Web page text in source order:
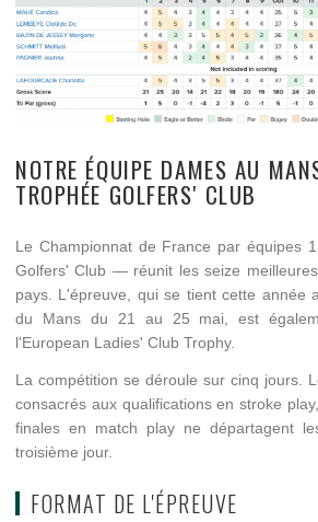
NOTRE ÉQUIPE DAMES AU
TROPHÉE GOLFERS' CLUB
Le Championnat de France par équipes
Golfers' Club — réunit les seize
pays. L'épreuve, qui se tient cette année
du Mans du 21 au 25 mai, est
l'European Ladies' Club Trophy.
La compétition se déroule sur cinq jours.
consacrés aux qualifications en stroke
finales en match play ne départagent
troisième jour.
FORMAT DE L'ÉPREUVE